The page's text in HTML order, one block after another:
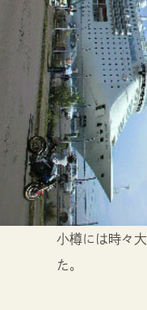
小樽には時々
た。